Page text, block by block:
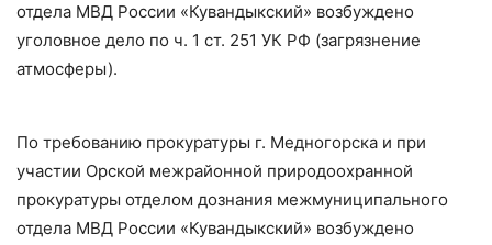
отдела МВД России «Кувандыкский» возбуждено
уголовное дело по ч. 1 ст. 251 УК РФ (загрязнение
атмосферы).
По требованию прокуратуры г. Медногорска и при
участии Орской межрайонной природоохранной
прокуратуры отделом дознания межмуниципального
отдела МВД России «Кувандыкский» возбуждено